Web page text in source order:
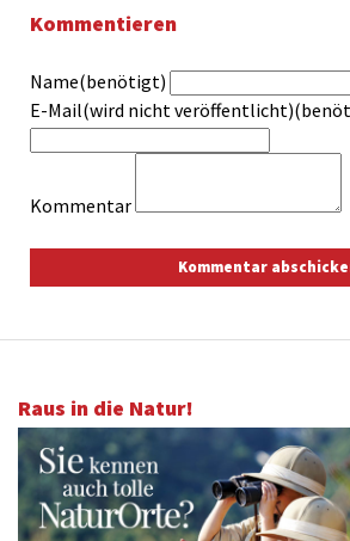
Kommentieren
Name(benötigt)
E-Mail(wird nicht
Kommentar
Raus in die Natur!